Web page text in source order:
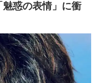
惑の表情」に衝